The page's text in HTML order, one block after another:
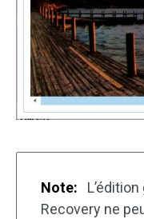
Note:
Recovery ne